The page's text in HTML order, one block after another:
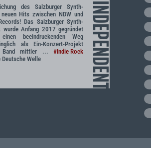
INDEPENDENT
des Salzburger Synth-
Hits zwischen NDW und
Das Salzburger Synth-
wurde Anfang 2017 gegründet
beeindruckenden Weg
als Ein-Konzert-Projekt
Band mittler ... #Indie Rock
Deutsche Welle